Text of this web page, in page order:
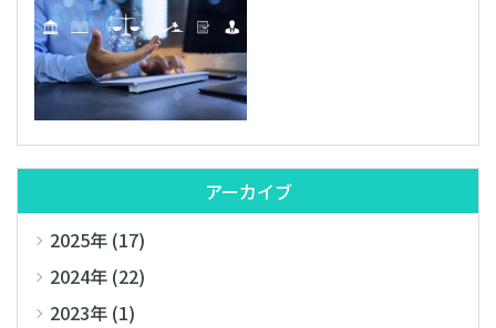
アーカイブ
2025年 (17)
2024年 (22)
2023年 (1)